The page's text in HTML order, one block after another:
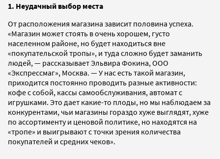
1. Неудачный выбор места
От расположения магазина зависит половина успеха.
«Магазин может стоять в очень хорошем, густо
населенном районе, но будет находиться вне
«покупательской тропы», и туда сложно будет заманить
людей, — рассказывает Эльвира Фокина, ООО
«Экспрессмаг», Москва. — У нас есть такой магазин,
приходится постоянно проводить разные активности:
кофе с собой, кассы самообслуживания, автомат с
игрушками. Это дает какие-то плоды, но мы наблюдаем за
конкурентами, чьи магазины гораздо хуже выглядят, хуже
по ассортименту и ценовой политике, но находятся на
«тропе» и выигрывают с точки зрения количества
покупателей и средних чеков».